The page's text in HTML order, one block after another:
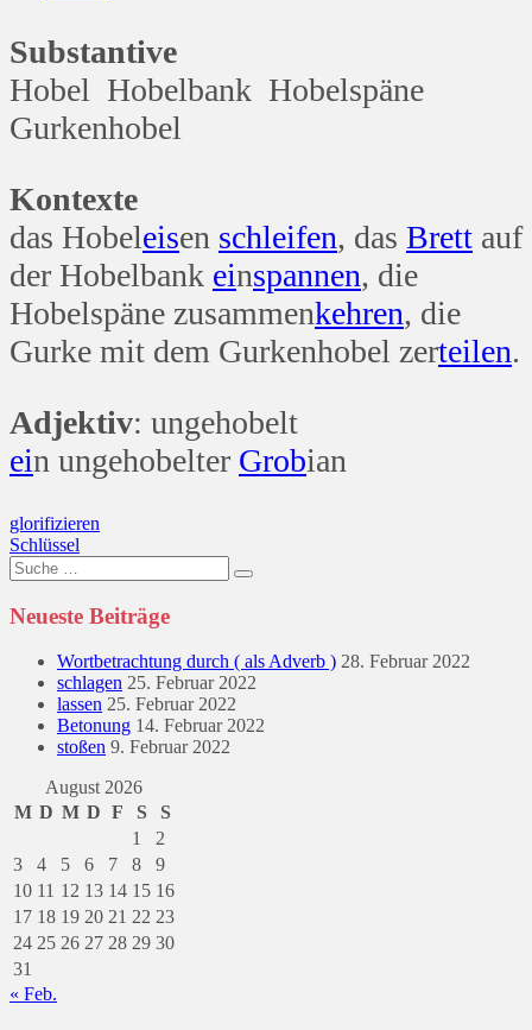
Substantive
Hobel Hobelbank Hobelspäne
Gurkenhobel
Kontexte
das Hobeleisen schleifen, das Brett auf
der Hobelbank einspannen, die
Hobelspäne zusammenkehren, die
Gurke mit dem Gurkenhobel zerteilen.
Adjektiv: ungehobelt
ein ungehobelter Grobian
Beitragsnavigation
glorifizieren
Schlüssel
Suche
nach:
Neueste Beiträge
Wortbetrachtung durch ( als Adverb ) 28. Februar 2022
schlagen 25. Februar 2022
lassen 25. Februar 2022
Betonung 14. Februar 2022
stoßen 9. Februar 2022
August 2026
M D M D F S
S
1
2
3
4 5 6 7 8
9
10 11 12 13 14 15 16
17 18 19 20 21 22 23
24 25 26 27 28 29 30
31
« Feb.